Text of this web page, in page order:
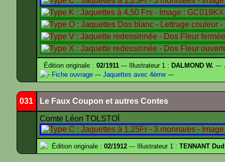
Édition originale : 02/1911--- Illustrateur 1 : DALMOND W. ---
- Fiche ouvrage --- Jaquettes avec 4ème ---
031 Le Faux Coupon et autres Contes
Comte Léon TOLSTOÏ
Édition originale : 02/1912 --- Illustrateur 1 : TENNANT